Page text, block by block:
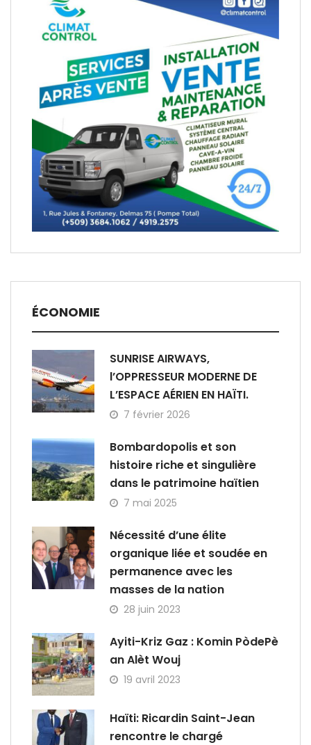
ÉCONOMIE
SUNRISE AIRWAYS,
l’OPPRESSEUR MODERNE DE
L’ESPACE AÉRIEN EN HAÏTI.
7 février 2026
Bombardopolis et son
histoire riche et singulière
dans le patrimoine haïtien
7 mai 2025
Nécessité d’une élite
organique liée et soudée en
permanence avec les
masses de la nation
28 juin 2023
Ayiti-Kriz Gaz : Komin PòdePè
an Alèt Wouj
19 avril 2023
Haïti: Ricardin Saint-Jean
rencontre le chargé